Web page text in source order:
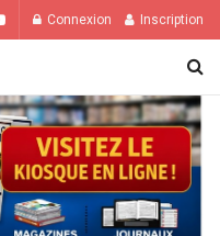
Connexion Inscription